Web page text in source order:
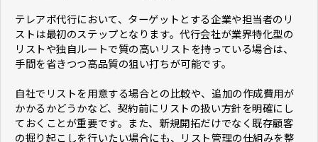
テレアポ代行において、ターゲットとする企業や担当者のリ
ストは最初のステップとなります。代行会社が業界特化型の
リストや独自ルートで質の高いリストを持っている場合は、
手間を省きつつ高品質の狙い打ちが可能です。
自社でリストを用意する場合との比較や、追加の作成費用が
かかるかどうかなど、契約前にリストの扱い方針を明確にし
ておくことが重要です。また、新規開拓だけでなく既存顧客
の掘り起こしを行いたい場合にも、リスト管理の仕組みを整